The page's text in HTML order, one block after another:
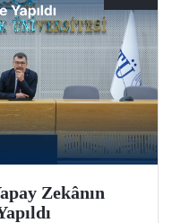
Zekânın